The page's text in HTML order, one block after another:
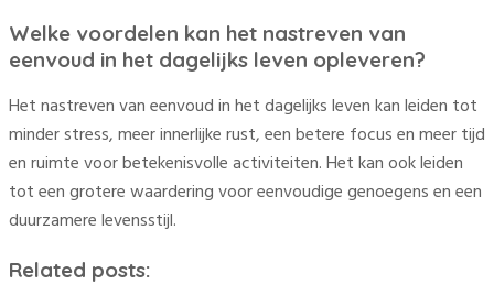
Welke voordelen kan het nastreven van
eenvoud in het dagelijks leven opleveren?
Het nastreven van eenvoud in het dagelijks leven kan leiden tot
minder stress, meer innerlijke rust, een betere focus en meer tijd
en ruimte voor betekenisvolle activiteiten. Het kan ook leiden
tot een grotere waardering voor eenvoudige genoegens en een
duurzamere levensstijl.
Related posts: